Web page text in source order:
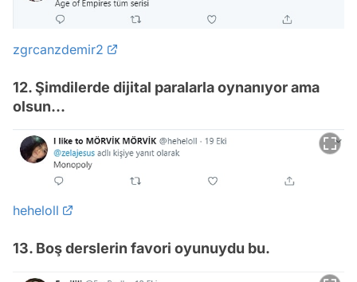
zgrcanzdemir2
12. Şimdilerde dijital paralarla oynanıyor ama
olsun...
heheloll
13. Boş derslerin favori oyunuydu bu.